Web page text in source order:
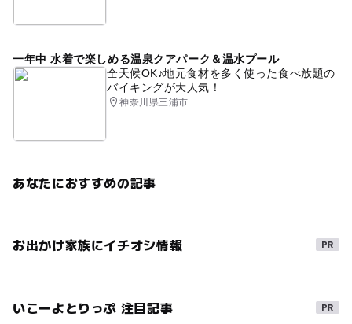
一年中 水着で楽しめる温泉クアパーク＆温水プール
全天候OK♪地元食材を多く使った食べ放題の
バイキングが大人気！
神奈川県三浦市
あなたにおすすめの記事
お出かけ家族にイチオシ情報
いこーよとりっぷ 注目記事